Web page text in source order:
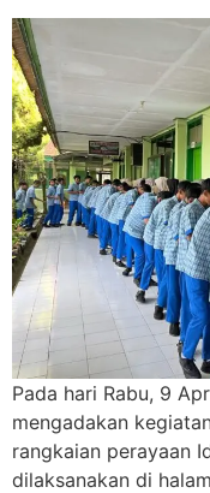
Pada hari Rabu, 9
mengadakan
rangkaian perayaan
dilaksanakan di